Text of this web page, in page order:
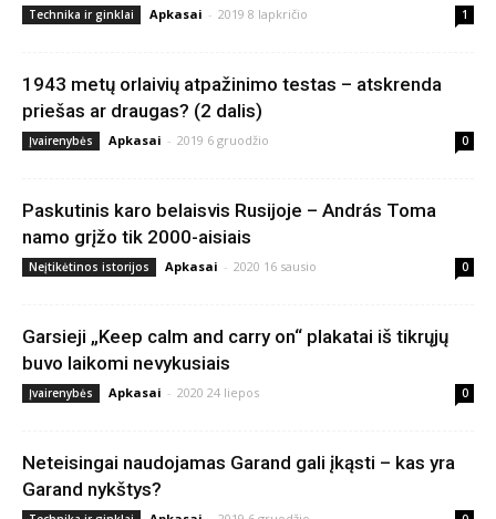
Technika ir ginklai Apkasai - 2019 8 lapkričio 1
1943 metų orlaivių atpažinimo testas – atskrenda
priešas ar draugas? (2 dalis)
Įvairenybės Apkasai - 2019 6 gruodžio 0
Paskutinis karo belaisvis Rusijoje – András Toma
namo grįžo tik 2000-aisiais
Neįtikėtinos istorijos Apkasai - 2020 16 sausio 0
Garsieji „Keep calm and carry on“ plakatai iš tikrųjų
buvo laikomi nevykusiais
Įvairenybės Apkasai - 2020 24 liepos 0
Neteisingai naudojamas Garand gali įkąsti – kas yra
Garand nykštys?